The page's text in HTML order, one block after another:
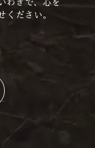
わきで、心を
ください。